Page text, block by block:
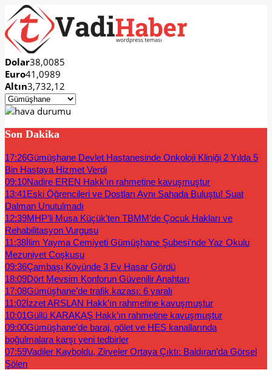
Dolar38,0085
Euro41,0989
Altın3,732,12
Son Dakika
17:26Gümüşhane Devlet Hastanesinde Onkoloji Kliniği 2 Yılda 5
Bin Hastaya Hizmet Verdi
09:10Nadire EREN Hakk’ın rahmetine kavuşmuştur
13:41Eski Öğrencileri ve Dostları Aynı Sahada Buluştu! Suat
Dalman Unutulmadı
12:39MHP’li Musa Küçük’ten TBMM’de Çocuk Hakları ve
Rehabilitasyon Vurgusu
11:38İlim Yayma Cemiyeti Gümüşhane Şubesi’nde Yaz Okulu
Mezuniyet Coşkusu
09:36Çambaşı Köyünde 3 Ev Hasar Gördü
18:09Dört Mevsim Konforun Güvenilir Anahtarı
17:08Gümüşhane’de trafik kazası: 6 yaralı
11:02İzzet ARSLAN Hakk’ın rahmetine kavuşmuştur
10:01Güllü KARAKAŞ Hakk’ın rahmetine kavuşmuştur
09:00Gümüşhane’de baraj, gölet ve HES kanallarında
boğulmalara karşı yeni tedbirler
07:59Vadiler Kayboldu, Zirveler Ortaya Çıktı: Baldıran’da Görsel
Şölen